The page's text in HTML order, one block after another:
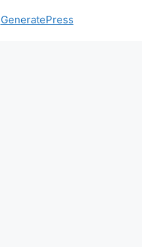
GeneratePress